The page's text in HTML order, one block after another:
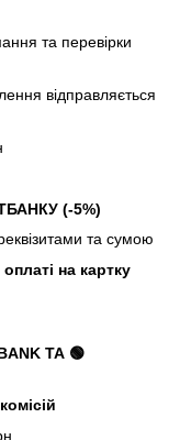
та перевірки
відправляється
(-5%)
та сумою
на картку
ТА 🟢